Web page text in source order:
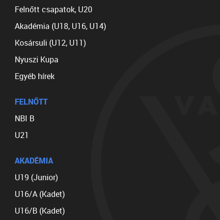
Felnőtt csapatok, U20
Akadémia (U18, U16, U14)
Kosársuli (U12, U11)
Nyuszi Kupa
Egyéb hírek
FELNŐTT
NBI B
U21
AKADÉMIA
U19 (Junior)
U16/A (Kadet)
U16/B (Kadet)